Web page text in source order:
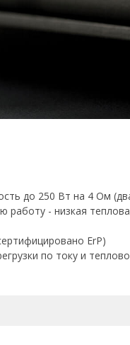
до 250 Вт на 4 Ом
работу - низкая
ErP)
по току и